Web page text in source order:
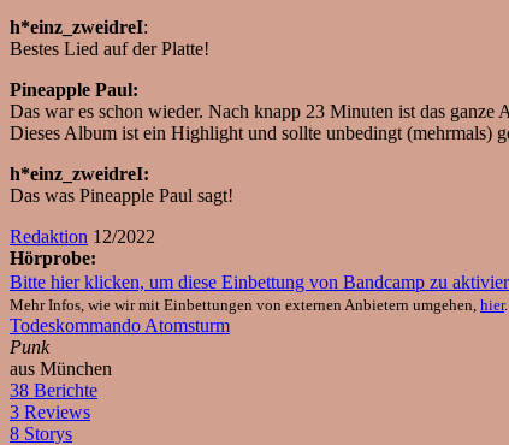
h*einz_zweidreI:
Bestes Lied auf der Platte!
Pineapple Paul:
Das war es schon wieder. Nach knapp 23 Minuten ist das
Dieses Album ist ein Highlight und sollte unbedingt (mehrmals)
h*einz_zweidreI:
Das was Pineapple Paul sagt!
Redaktion 12/2022
Hörprobe:
Bitte hier klicken, um diese Einbettung von Bandcamp zu
Mehr Infos, wie wir mit Einbettungen von externen Anbietern umgehen, hier.
Todeskommando Atomsturm
Punk
aus München
38 Berichte
3 Reviews
8 Storys